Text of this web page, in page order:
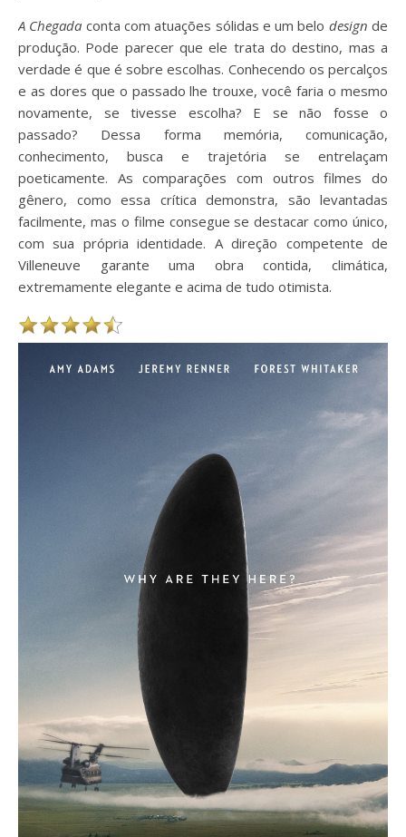
A Chegada conta com atuações sólidas e um belo design de
produção. Pode parecer que ele trata do destino, mas a
verdade é que é sobre escolhas. Conhecendo os percalços
e as dores que o passado lhe trouxe, você faria o mesmo
novamente, se tivesse escolha? E se não fosse o
passado? Dessa forma memória, comunicação,
conhecimento, busca e trajetória se entrelaçam
poeticamente. As comparações com outros filmes do
gênero, como essa crítica demonstra, são levantadas
facilmente, mas o filme consegue se destacar como único,
com sua própria identidade. A direção competente de
Villeneuve garante uma obra contida, climática,
extremamente elegante e acima de tudo otimista.